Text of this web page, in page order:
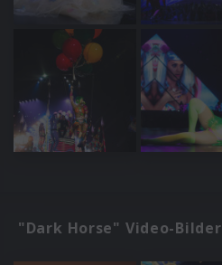
"Dark Horse" Video-Bilder